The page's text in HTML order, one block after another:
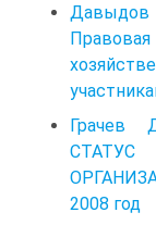
Грачев
2008 год